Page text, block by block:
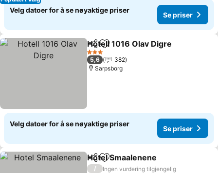
Velg datoer for å se nøyaktige priser
Se priser
Del Legg til i favoritter
Hotell 1016 Olav Digre
3 Stjerner
5,6
382
Sarpsborg
Velg datoer for å se nøyaktige priser
Se priser
Del Legg til i favoritter
Hotel Smaalenene
/
Ingen vurdering tilgjengelig